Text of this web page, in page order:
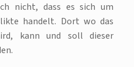
nicht, dass es sich um
handelt. Dort wo das
kann und soll dieser